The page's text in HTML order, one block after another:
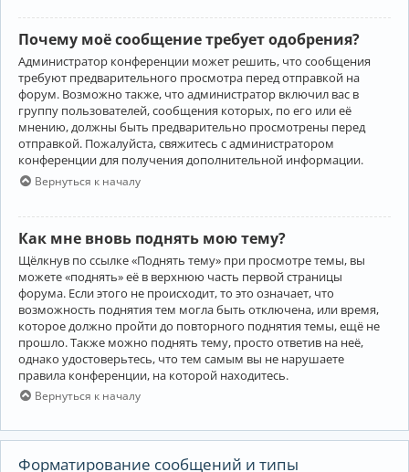
Почему моё сообщение требует одобрения?
Администратор конференции может решить, что сообщения
требуют предварительного просмотра перед отправкой на
форум. Возможно также, что администратор включил вас в
группу пользователей, сообщения которых, по его или её
мнению, должны быть предварительно просмотрены перед
отправкой. Пожалуйста, свяжитесь с администратором
конференции для получения дополнительной информации.
Вернуться к началу
Как мне вновь поднять мою тему?
Щёлкнув по ссылке «Поднять тему» при просмотре темы, вы
можете «поднять» её в верхнюю часть первой страницы
форума. Если этого не происходит, то это означает, что
возможность поднятия тем могла быть отключена, или время,
которое должно пройти до повторного поднятия темы, ещё не
прошло. Также можно поднять тему, просто ответив на неё,
однако удостоверьтесь, что тем самым вы не нарушаете
правила конференции, на которой находитесь.
Вернуться к началу
Форматирование сообщений и типы